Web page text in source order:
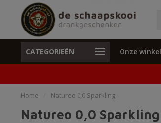
CATEGORIEËN Onze winkel
Unieke cadeaus en specials
Home Natureo 0,0 Sparkling
Natureo 0,0 Sparkling